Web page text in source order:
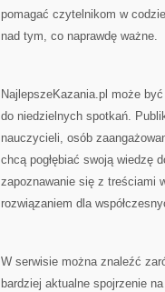
pomagać czytelnikom w
nad tym, co naprawdę ważne.
NajlepszeKazania.pl może
do niedzielnych spotkań.
nauczycieli, osób
chcą pogłębiać swoją wiedzę
zapoznawanie się z treściami
rozwiązaniem dla
W serwisie można znaleźć
bardziej aktualne spojrzenie